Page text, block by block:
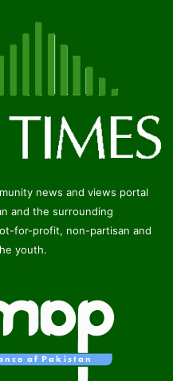
news and views portal
and the surrounding
for-profit, non-partisan and
youth.